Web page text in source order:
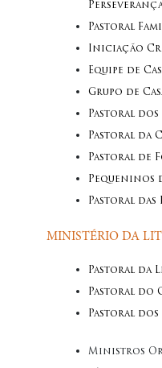
Pastoral
Iniciação
Equipe de
Grupo de
Pastoral dos
Pastoral da
Pastoral de
Pequeninos
Pastoral das
MINISTÉRIO DA
Pastoral da
Pastoral do
Pastoral
Ministros